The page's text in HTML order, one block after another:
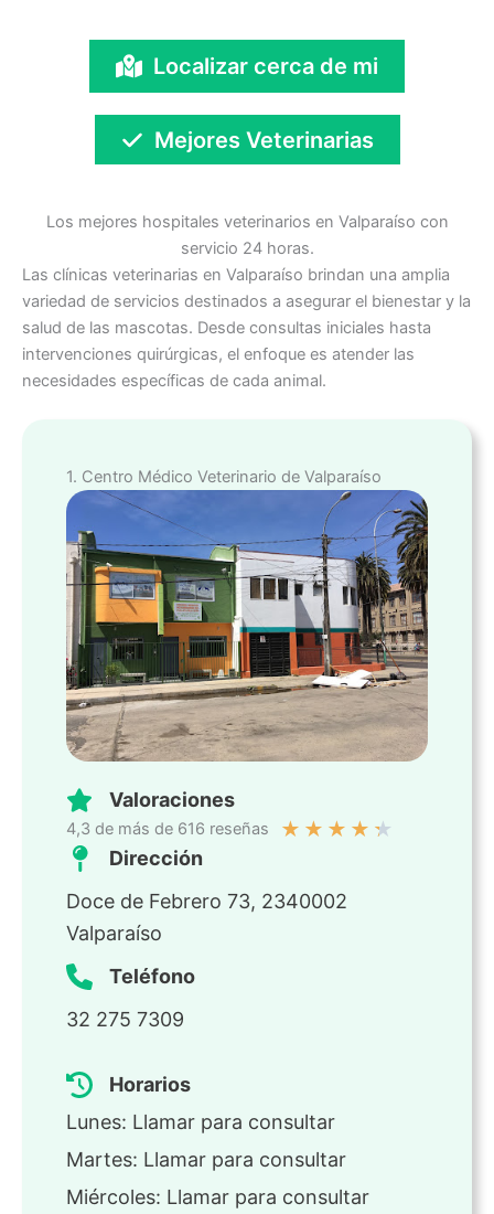
Localizar cerca de mi
Mejores Veterinarias
Los mejores hospitales veterinarios en Valparaíso con
servicio 24 horas.
Las clínicas veterinarias en Valparaíso brindan una amplia
variedad de servicios destinados a asegurar el bienestar y la
salud de las mascotas. Desde consultas iniciales hasta
intervenciones quirúrgicas, el enfoque es atender las
necesidades específicas de cada animal.
1. Centro Médico Veterinario de Valparaíso
Valoraciones
4,3 de más de 616 reseñas ★ ★ ★ ★ ★
Dirección
Doce de Febrero 73, 2340002
Valparaíso
Teléfono
32 275 7309
Horarios
Lunes: Llamar para consultar
Martes: Llamar para consultar
Miércoles: Llamar para consultar